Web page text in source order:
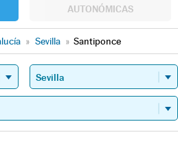
AUTONÓMICAS
» Sevilla » Santiponce